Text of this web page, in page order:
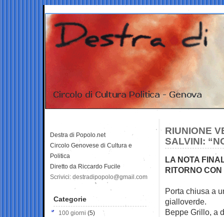
RIUNIONE
SALVINI:
LA NOTA
RITORNO
Porta chiusa a
gialloverde.
Beppe Grillo, a
Destra di Popolo.net
Circolo Genovese di Cultura e
Politica
Diretto da Riccardo Fucile
Scrivici: destradipopolo@gmail.com
Categorie
100 giorni (5)